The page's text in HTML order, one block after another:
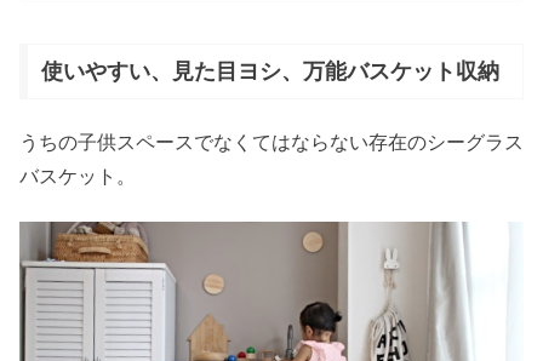
使いやすい、見た目ヨシ、万能バスケット収納
うちの子供スペースでなくてはならない存在のシーグラス
バスケット。